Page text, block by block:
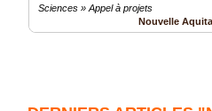
Sciences » Appel à projets
Nouvelle